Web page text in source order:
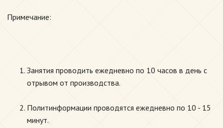
Примечание:
Занятия проводить ежедневно по 10 часов в день с
отрывом от производства.
Политинформации проводятся ежедневно по 10 - 15
минут.